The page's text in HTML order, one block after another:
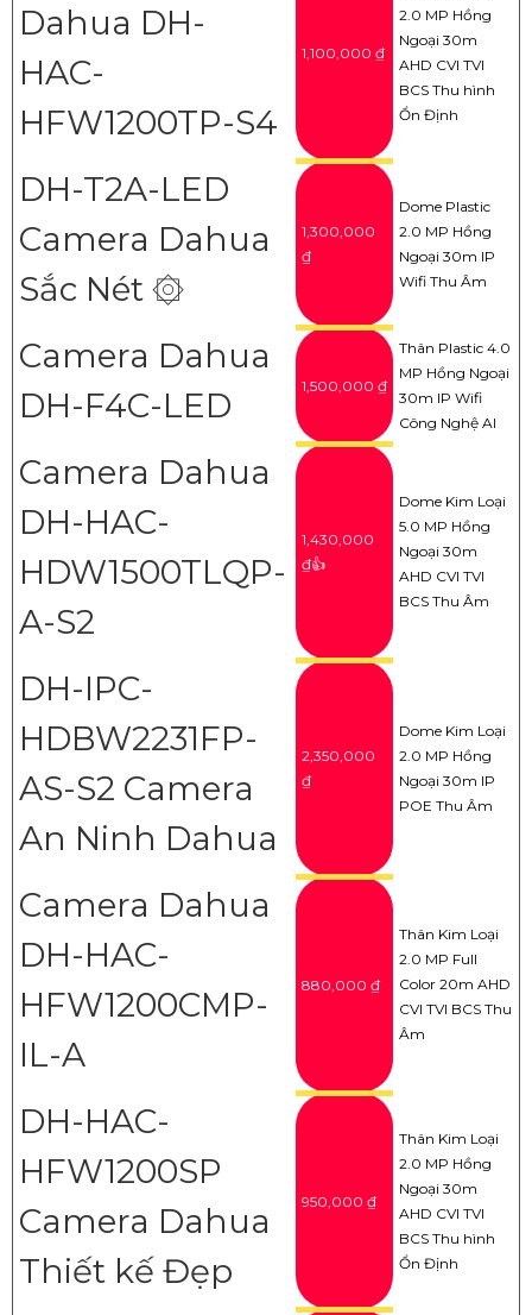
Dahua DH-
HAC-
HFW1200TP-S4
1,100,000 ₫
2.0 MP Hồng
Ngoại 30m
AHD CVI TVI
BCS Thu hình
Ổn Định
DH-T2A-LED
Camera Dahua
Sắc Nét ۞
1,300,000
₫
Dome Plastic
2.0 MP Hồng
Ngoại 30m IP
Wifi Thu Âm
Camera Dahua
DH-F4C-LED
1,500,000 ₫
Thân Plastic 4.0
MP Hồng Ngoại
30m IP Wifi
Công Nghệ AI
Camera Dahua
DH-HAC-
HDW1500TLQP-
A-S2
1,430,000
₫👍
Dome Kim Loại
5.0 MP Hồng
Ngoại 30m
AHD CVI TVI
BCS Thu Âm
DH-IPC-
HDBW2231FP-
AS-S2 Camera
An Ninh Dahua
2,350,000
₫
Dome Kim Loại
2.0 MP Hồng
Ngoại 30m IP
POE Thu Âm
Camera Dahua
DH-HAC-
HFW1200CMP-
IL-A
880,000 ₫
Thân Kim Loại
2.0 MP Full
Color 20m AHD
CVI TVI BCS Thu
Âm
DH-HAC-
HFW1200SP
Camera Dahua
Thiết kế Đẹp
950,000 ₫
Thân Kim Loại
2.0 MP Hồng
Ngoại 30m
AHD CVI TVI
BCS Thu hình
Ổn Định